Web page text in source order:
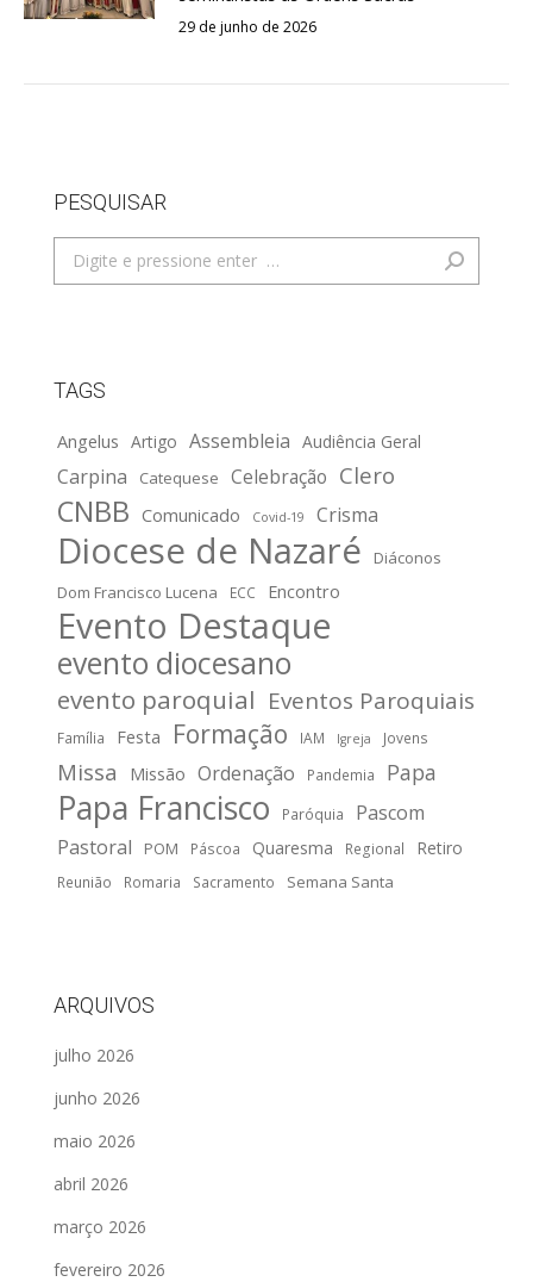
29 de junho de 2026
PESQUISAR
Search:
TAGS
Angelus Artigo Assembleia Audiência Geral
Carpina Catequese Celebração Clero
CNBB Comunicado Covid-19 Crisma
Diocese de Nazaré
Diáconos
Dom Francisco Lucena
ECC Encontro
Evento Destaque
evento diocesano
evento paroquial Eventos Paroquiais
Família Festa Formação IAM Igreja Jovens
Missa Missão Ordenação Pandemia Papa
Papa Francisco Paróquia
Pascom
Pastoral
POM Páscoa Quaresma Regional Retiro
Reunião Romaria Sacramento Semana Santa
ARQUIVOS
julho 2026
junho 2026
maio 2026
abril 2026
março 2026
fevereiro 2026